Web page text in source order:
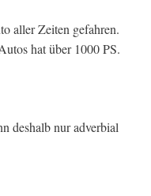
aller Zeiten gefahren.
hat über 1000 PS.
deshalb nur adverbial